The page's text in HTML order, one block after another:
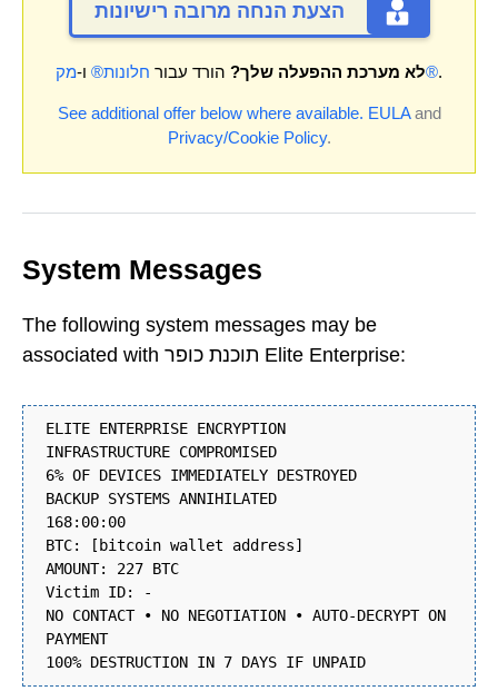
הצעת הנחה מרובה רישיונות
לא מערכת ההפעלה שלך? הורד עבור חלונות® ו- מק®.
See additional offer below where available. EULAand
Privacy/Cookie Policy.
System Messages
The following system messages may be
associated with תוכנת כופר Elite Enterprise:
ELITE ENTERPRISE ENCRYPTION
INFRASTRUCTURE COMPROMISED
6% OF DEVICES IMMEDIATELY DESTROYED
BACKUP SYSTEMS ANNIHILATED
168:00:00
BTC: [bitcoin wallet address]
AMOUNT: 227 BTC
Victim ID: -
NO CONTACT • NO NEGOTIATION • AUTO-DECRYPT ON
PAYMENT
100% DESTRUCTION IN 7 DAYS IF UNPAID